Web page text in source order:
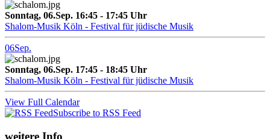
Sonntag, 06.Sep. 16:45 - 17:45 Uhr
Shalom-Musik Köln - Festival für jüdische Musik
06Sep.
Sonntag, 06.Sep. 17:45 - 18:45 Uhr
Shalom-Musik Köln - Festival für jüdische Musik
View Full Calendar
Subscribe to RSS Feed
weitere Info